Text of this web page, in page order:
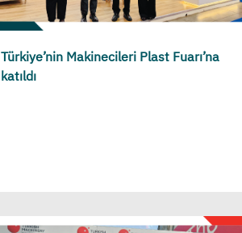
Türkiye’nin Makinecileri Plast Fuarı’na
katıldı